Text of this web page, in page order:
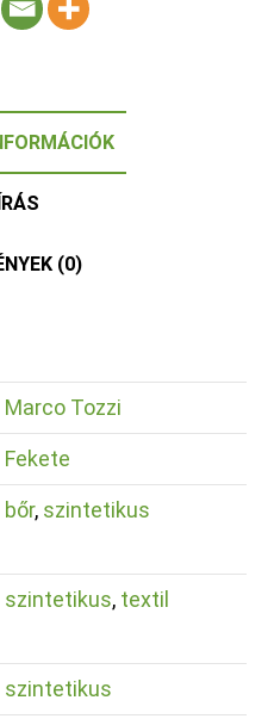
(0)
Marco Tozzi
Fekete
bőr, szintetikus
szintetikus, textil
szintetikus